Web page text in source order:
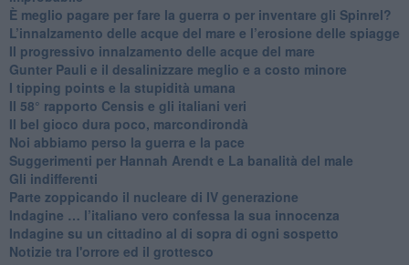
È meglio pagare per fare la guerra o per inventare gli Spinrel?
​L’innalzamento delle acque del mare e l’erosione delle spiagge
​Il progressivo innalzamento delle acque del mare
​Gunter Pauli e il desalinizzare meglio e a costo minore
I tipping points e la stupidità umana
​Il 58° rapporto Censis e gli italiani veri
​Il bel gioco dura poco, marcondirondà
Noi abbiamo perso la guerra e la pace
Suggerimenti per Hannah Arendt e La banalità del male
​Gli indifferenti
Parte zoppicando il nucleare di IV generazione
​Indagine … l’italiano vero confessa la sua innocenza
Indagine su un cittadino al di sopra di ogni sospetto
Notizie tra l'orrore ed il grottesco